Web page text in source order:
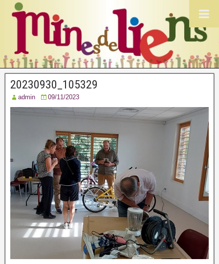
20230930_105329
admin 09/11/2023